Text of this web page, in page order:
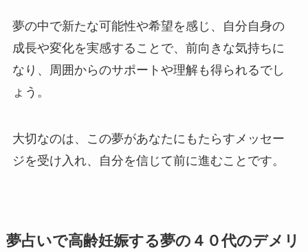
夢の中で新たな可能性や希望を感じ、自分自身の
成長や変化を実感することで、前向きな気持ちに
なり、周囲からのサポートや理解も得られるでし
ょう。
大切なのは、この夢があなたにもたらすメッセー
ジを受け入れ、自分を信じて前に進むことです。
夢占いで高齢妊娠する夢の４０代のデメリ